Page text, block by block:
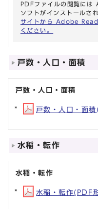
PDFファイルの閲覧に
ソフトがインストールさ
サイトから Adobe
ください。
戸数・人口・面積
戸数・人口・面積
戸数・人口・面
水稲・転作
水稲・転作
水稲・転作(PDF